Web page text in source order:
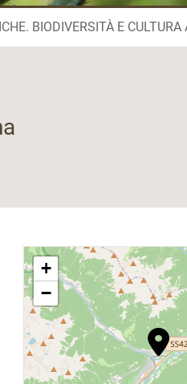
BIODIVERSITÀ E CULTURA
+
−